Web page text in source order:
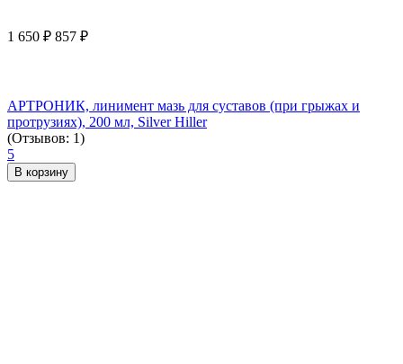
1 650 ₽ 857 ₽
АРТРОНИК, линимент мазь для суставов (при грыжах и
протрузиях), 200 мл, Silver Hiller
(Отзывов: 1)
5
В корзину